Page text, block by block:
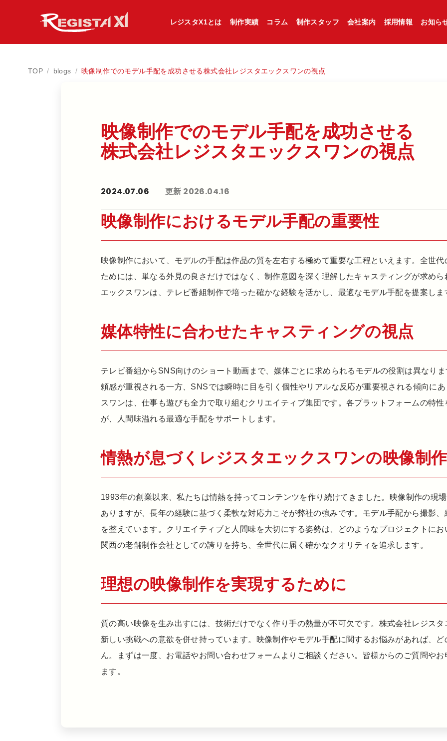
レジスタX1とは 制作実績 コラム 制作スタッフ 会社案内 採用情報 お知ら
TOP / blogs / 映像制作でのモデル手配を成功させる株式会社レジスタエックスワンの視点
映像制作での​モデル手配を​成功させる​
株式会社レジスタエックスワンの​視点
2024.07.06 更新 2026.04.16
映像制作におけるモデル手配の重要性
映像制作において、モデルの手配は作品の質を左右する極めて重要な工程といえます。全世
ためには、単なる外見の良さだけではなく、制作意図を深く理解したキャスティングが求め
エックスワンは、テレビ番組制作で培った確かな経験を活かし、最適なモデル手配を提案しま
媒体特性に合わせたキャスティングの視点
テレビ番組からSNS向けのショート動画まで、媒体ごとに求められるモデルの役割は異なり
頼感が重視される一方、SNSでは瞬時に目を引く個性やリアルな反応が重要視される傾向に
スワンは、仕事も遊びも全力で取り組むクリエイティブ集団です。各プラットフォームの特
が、人間味溢れる最適な手配をサポートします。
情熱が息づくレジスタエックスワンの映像制作
1993年の創業以来、私たちは情熱を持ってコンテンツを作り続けてきました。映像制作の現
ありますが、長年の経験に基づく柔軟な対応力こそが弊社の強みです。モデル手配から撮影
を整えています。クリエイティブと人間味を大切にする姿勢は、どのようなプロジェクトに
関西の老舗制作会社としての誇りを持ち、全世代に届く確かなクオリティを追求します。
理想の映像制作を実現するために
質の高い映像を生み出すには、技術だけでなく作り手の熱量が不可欠です。株式会社レジス
新しい挑戦への意欲を併せ持っています。映像制作やモデル手配に関するお悩みがあれば、
ん。まずは一度、お電話やお問い合わせフォームよりご相談ください。皆様からのご質問や
ます。